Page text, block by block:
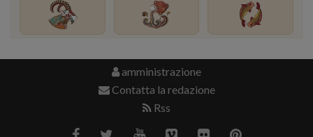
amministrazione
Contatta la redazione
Rss